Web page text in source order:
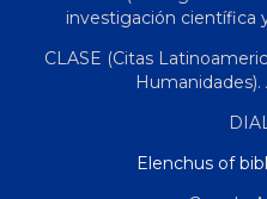
investigación científica
CLASE (Citas
Elenchus of